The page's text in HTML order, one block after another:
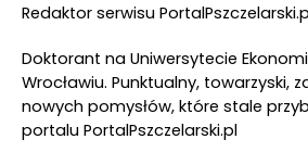
Redaktor serwisu
Doktorant na Uniwersytecie
Wrocławiu. Punktualny, towarzyski,
nowych pomysłów, które stale
portalu PortalPszczelarski.pl